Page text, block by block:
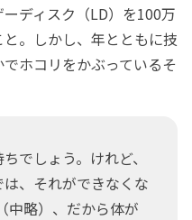
ディスク（LD）を100万
。しかし、年とともに技
ホコリをかぶっているそ
でしょう。けれど、
、それができなくな
中略）、だから体が